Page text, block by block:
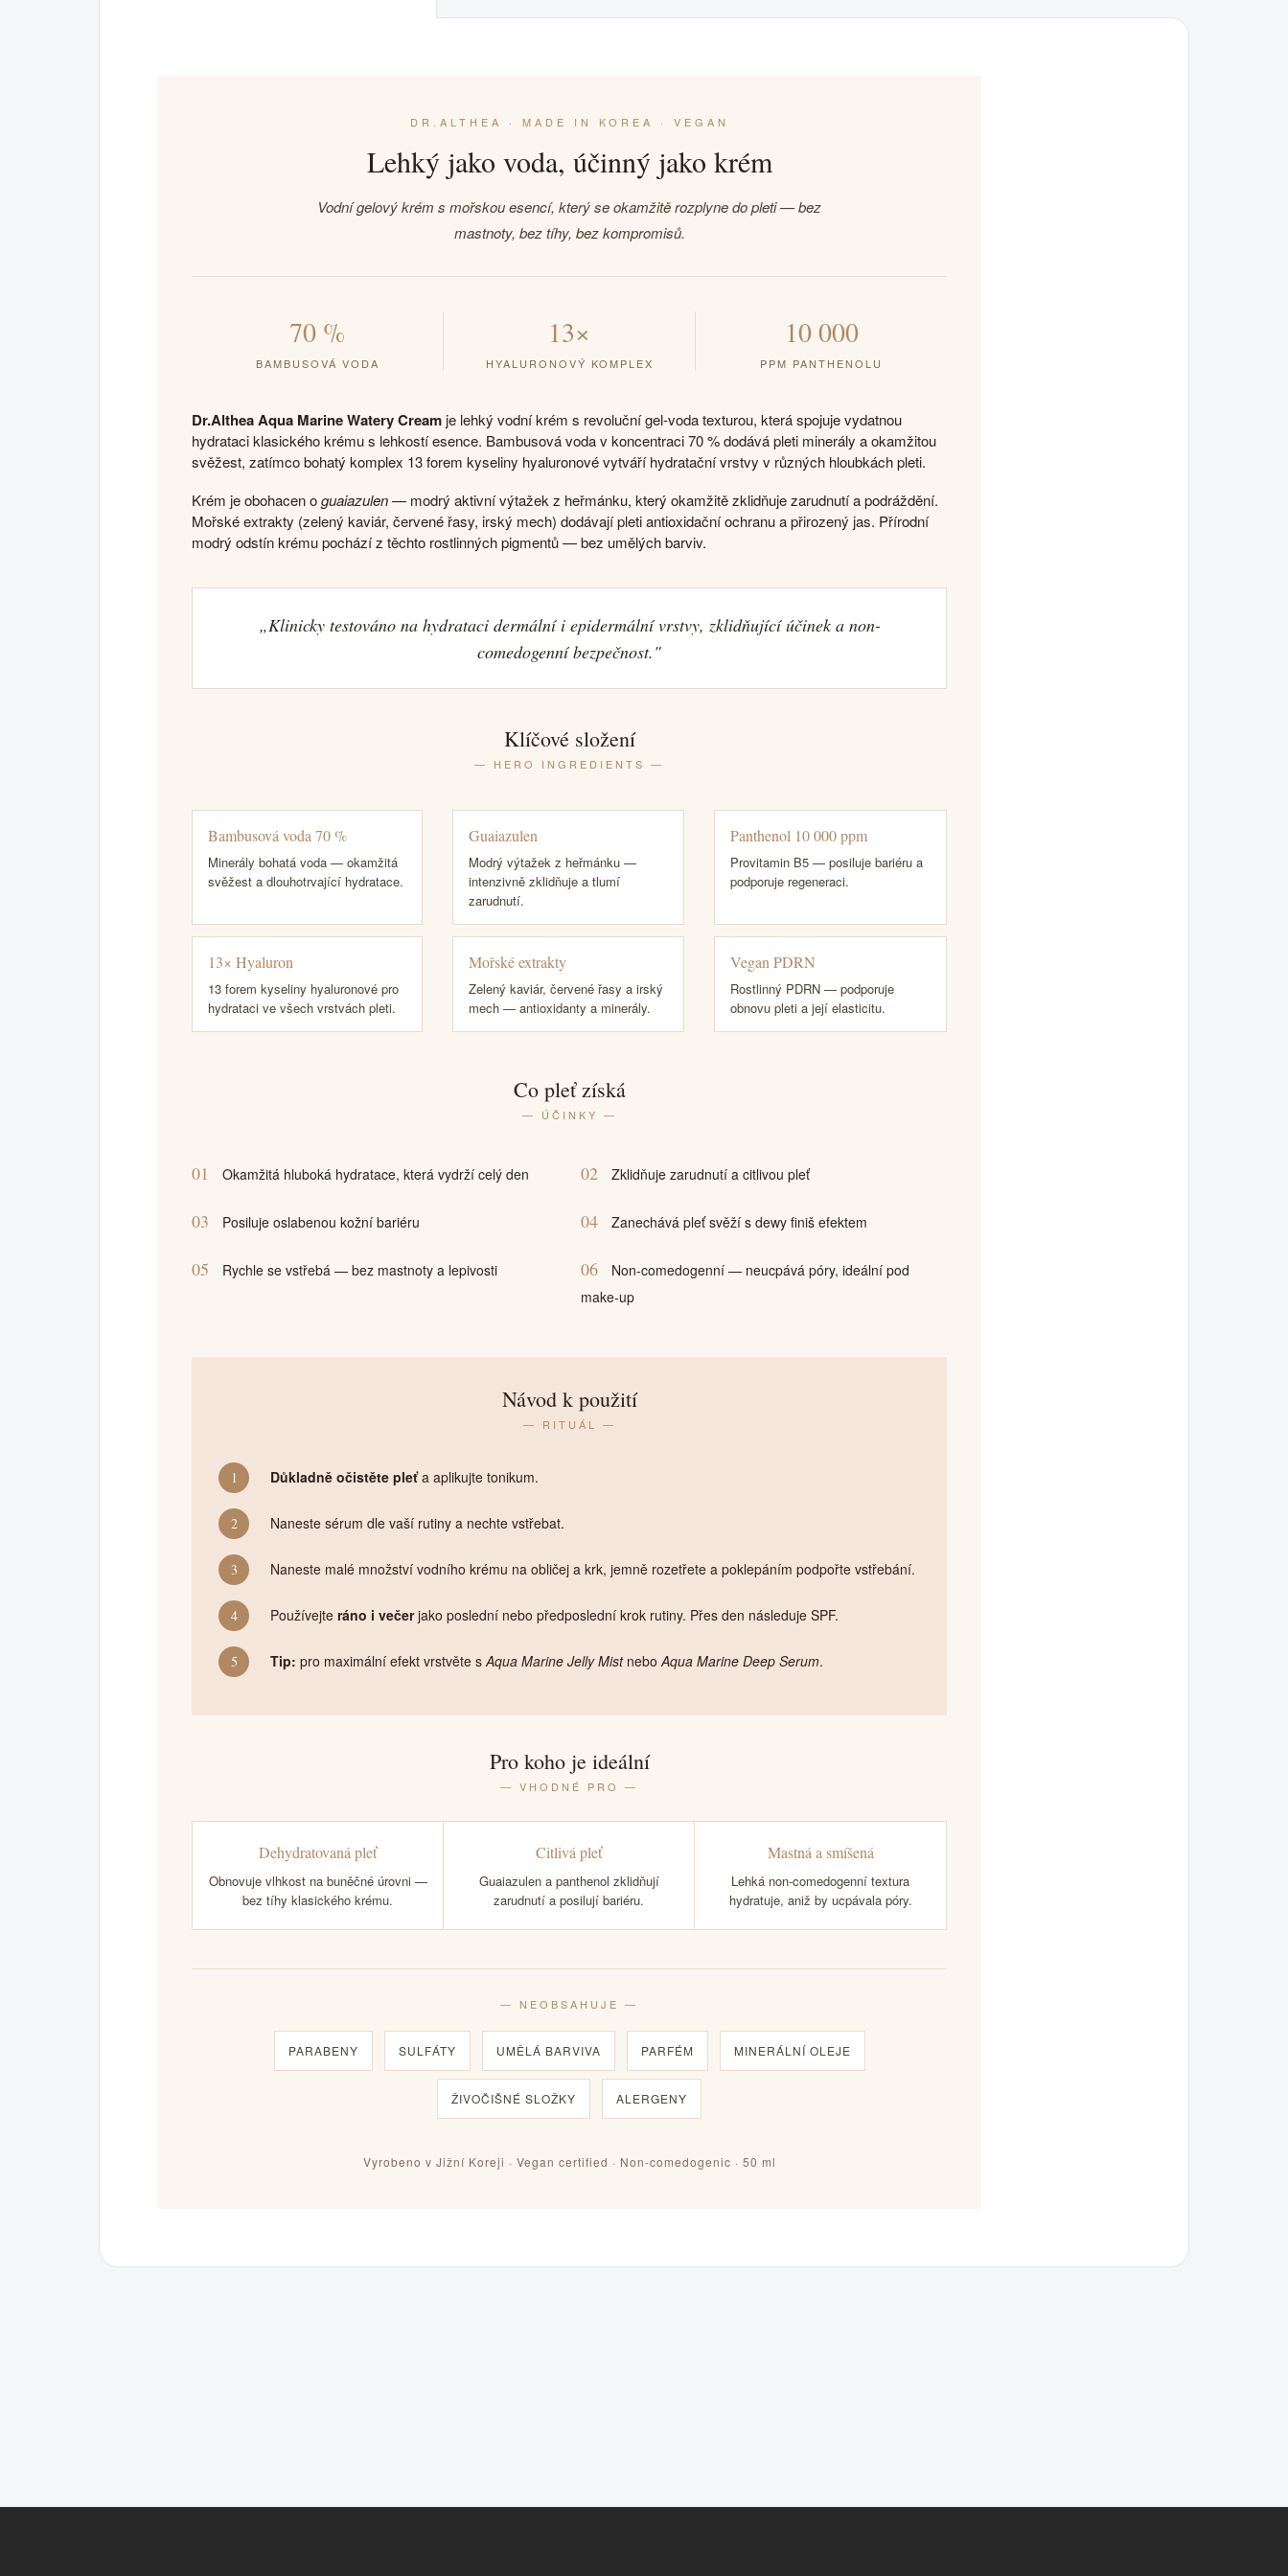
DR.ALTHEA · MADE IN KOREA · VEGAN
Lehký jako voda, účinný jako krém
Vodní gelový krém s mořskou esencí, který se okamžitě rozplyne do pleti — bez
mastnoty, bez tíhy, bez kompromisů.
70 %
BAMBUSOVÁ VODA
13×
HYALURONOVÝ KOMPLEX
10 000
PPM PANTHENOLU
Dr.Althea Aqua Marine Watery Creamje lehký vodní krém s revoluční gel-voda texturou, která spojuje vydatnou
hydrataci klasického krému s lehkostí esence. Bambusová voda v koncentraci 70 % dodává pleti minerály a okamžitou
svěžest, zatímco bohatý komplex 13 forem kyseliny hyaluronové vytváří hydratační vrstvy v různých hloubkách pleti.
Krém je obohacen oguaiazulen— modrý aktivní výtažek z heřmánku, který okamžitě zklidňuje zarudnutí a podráždění.
Mořské extrakty (zelený kaviár, červené řasy, irský mech) dodávají pleti antioxidační ochranu a přirozený jas. Přírodní
modrý odstín krému pochází z těchto rostlinných pigmentů — bez umělých barviv.
„Klinicky testováno na hydrataci dermální i epidermální vrstvy, zklidňující účinek a non-
comedogenní bezpečnost."
Klíčové složení
— HERO INGREDIENTS —
Bambusová voda 70 %
Minerály bohatá voda — okamžitá
svěžest a dlouhotrvající hydratace.
Guaiazulen
Modrý výtažek z heřmánku —
intenzivně zklidňuje a tlumí
zarudnutí.
Panthenol 10 000 ppm
Provitamin B5 — posiluje bariéru a
podporuje regeneraci.
13× Hyaluron
13 forem kyseliny hyaluronové pro
hydrataci ve všech vrstvách pleti.
Mořské extrakty
Zelený kaviár, červené řasy a irský
mech — antioxidanty a minerály.
Vegan PDRN
Rostlinný PDRN — podporuje
obnovu pleti a její elasticitu.
Co pleť získá
— ÚČINKY —
01 Okamžitá hluboká hydratace, která vydrží celý den 02 Zklidňuje zarudnutí a citlivou pleť
03 Posiluje oslabenou kožní bariéru 04 Zanechává pleť svěží s dewy finiš efektem
05 Rychle se vstřebá — bez mastnoty a lepivosti 06
Non-comedogenní — neucpává póry, ideální pod
make-up
Návod k použití
— RITUÁL —
1 Důkladně očistěte pleťa aplikujte tonikum.
2 Naneste sérum dle vaší rutiny a nechte vstřebat.
3 Naneste malé množství vodního krému na obličej a krk, jemně rozetřete a poklepáním podpořte vstřebání.
4 Používejte ráno i večerjako poslední nebo předposlední krok rutiny. Přes den následuje SPF.
5 Tip: pro maximální efekt vrstvěte sAqua Marine Jelly MistneboAqua Marine Deep Serum.
Pro koho je ideální
— VHODNÉ PRO —
Dehydratovaná pleť
Obnovuje vlhkost na buněčné úrovni —
bez tíhy klasického krému.
Citlivá pleť
Guaiazulen a panthenol zklidňují
zarudnutí a posilují bariéru.
Mastná a smíšená
Lehká non-comedogenní textura
hydratuje, aniž by ucpávala póry.
— NEOBSAHUJE —
PARABENY SULFÁTY UMĚLÁ BARVIVA PARFÉM MINERÁLNÍ OLEJE
ŽIVOČIŠNÉ SLOŽKY ALERGENY
Vyrobeno v Jižní Koreji · Vegan certified · Non-comedogenic · 50 ml